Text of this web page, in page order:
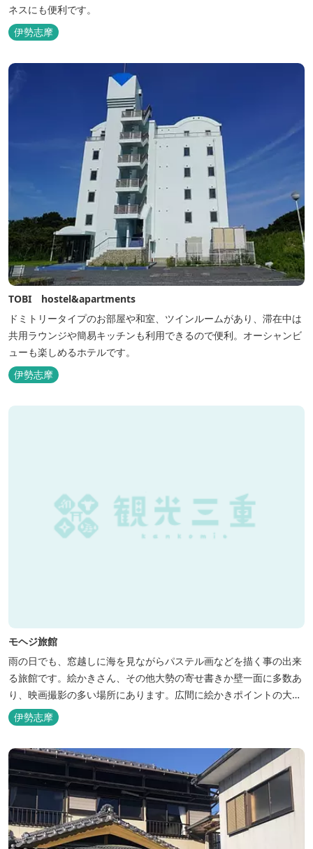
ネスにも便利です。
伊勢志摩
TOBI hostel&apartments
ドミトリータイプのお部屋や和室、ツインルームがあり、滞在中は
共用ラウンジや簡易キッチンも利用できるので便利。オーシャンビ
ューも楽しめるホテルです。
伊勢志摩
モヘジ旅館
雨の日でも、窓越しに海を見ながらパステル画などを描く事の出来
る旅館です。絵かきさん、その他大勢の寄せ書きか壁一面に多数あ
り、映画撮影の多い場所にあります。広間に絵かきポイントの大地
図がありますので合宿の際などの打ち合わせも行えます。
伊勢志摩